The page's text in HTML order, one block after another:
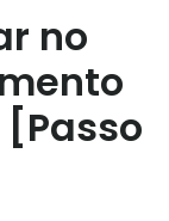
no
[Passo